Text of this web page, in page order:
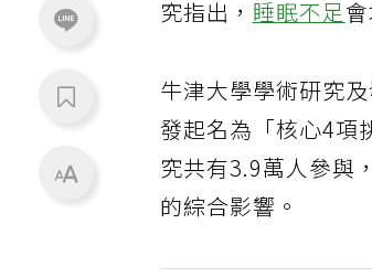
究指出，睡眠不足
牛津大學學術研究
發起名為「核心4項
究共有3.9萬人參與
的綜合影響。